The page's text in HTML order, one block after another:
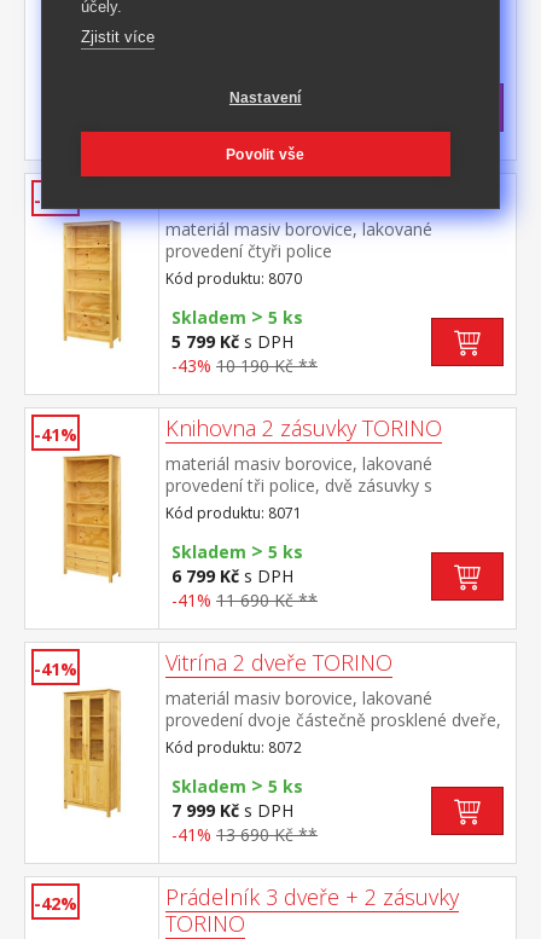
8 499 Kčs DPH
-37% 13 590 Kč **
-43%
materiál masiv borovice, lakované
provedení čtyři police
Kód produktu: 8070
Skladem > 5 ks
5 799 Kč s DPH
-43% 10 190 Kč **
-41% Knihovna 2 zásuvky TORINO
materiál masiv borovice, lakované
provedení tři police, dvě zásuvky s
kovovými pojezdy
Kód produktu: 8071
Skladem > 5 ks
6 799 Kč s DPH
-41% 11 690 Kč **
-41% Vitrína 2 dveře TORINO
materiál masiv borovice, lakované
provedení dvoje částečně prosklené dveře,
čtyři police
Kód produktu: 8072
Skladem > 5 ks
7 999 Kč s DPH
-41% 13 690 Kč **
-42%
Prádelník 3 dveře + 2 zásuvky
TORINO
účely.
Zjistit více
Nastavení
Povolit vše